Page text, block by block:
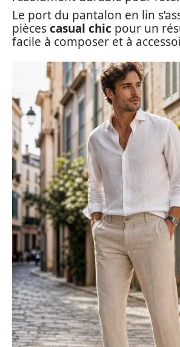
Le port du pantalon en lin
piècescasual chic pour un
facile à composer et à